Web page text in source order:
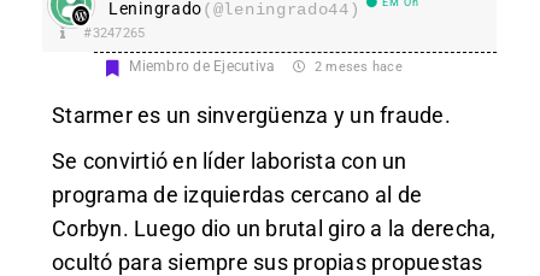
Leningrado(@leningrado44)
#3247265
Miembro de Ejecutiva 2 meses hace
Starmer es un sinvergüenza y un fraude.
Se convirtió en líder laborista con un
programa de izquierdas cercano al de
Corbyn. Luego dio un brutal giro a la derecha,
ocultó para siempre sus propias propuestas